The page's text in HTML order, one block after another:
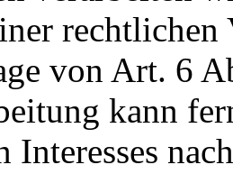
von Art. 6
kann
Interesses